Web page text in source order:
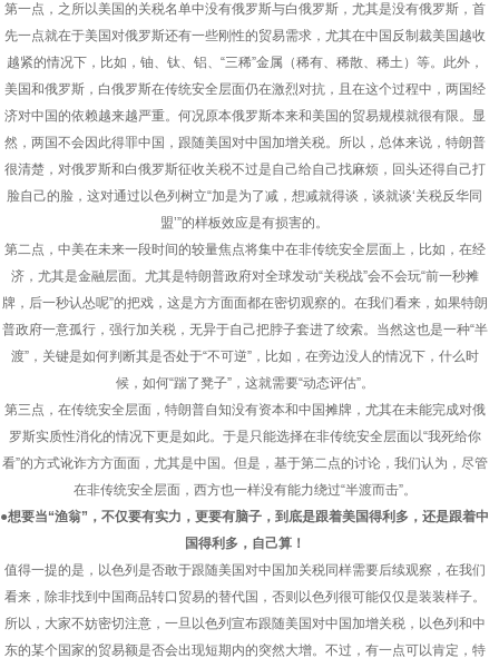
第一点，之所以美国的关税名单中没有俄罗斯与白俄罗斯，尤其是没有俄罗斯，首
先一点就在于美国对俄罗斯还有一些刚性的贸易需求，尤其在中国反制裁美国越收
越紧的情况下，比如，铀、钛、铝、“三稀”金属（稀有、稀散、稀土）等。此外，
美国和俄罗斯，白俄罗斯在传统安全层面仍在激烈对抗，且在这个过程中，两国经
济对中国的依赖越来越严重。何况原本俄罗斯本来和美国的贸易规模就很有限。显
然，两国不会因此得罪中国，跟随美国对中国加增关税。所以，总体来说，特朗普
很清楚，对俄罗斯和白俄罗斯征收关税不过是自己给自己找麻烦，回头还得自己打
脸自己的脸，这对通过以色列树立“加是为了减，想减就得谈，谈就谈‘关税反华同
盟’”的样板效应是有损害的。
第二点，中美在未来一段时间的较量焦点将集中在非传统安全层面上，比如，在经
济，尤其是金融层面。尤其是特朗普政府对全球发动“关税战”会不会玩“前一秒摊
牌，后一秒认怂呢”的把戏，这是方方面面都在密切观察的。在我们看来，如果特朗
普政府一意孤行，强行加关税，无异于自己把脖子套进了绞索。当然这也是一种“半
渡”，关键是如何判断其是否处于“不可逆”，比如，在旁边没人的情况下，什么时
候，如何“踹了凳子”，这就需要“动态评估”。
第三点，在传统安全层面，特朗普自知没有资本和中国摊牌，尤其在未能完成对俄
罗斯实质性消化的情况下更是如此。于是只能选择在非传统安全层面以“我死给你
看”的方式讹诈方方面面，尤其是中国。但是，基于第二点的讨论，我们认为，尽管
在非传统安全层面，西方也一样没有能力绕过“半渡而击”。
●想要当“渔翁”，不仅要有实力，更要有脑子，到底是跟着美国得利多，还是跟着中
国得利多，自己算！
值得一提的是，以色列是否敢于跟随美国对中国加关税同样需要后续观察，在我们
看来，除非找到中国商品转口贸易的替代国，否则以色列很可能仅仅是装装样子。
所以，大家不妨密切注意，一旦以色列宣布跟随美国对中国加增关税，以色列和中
东的某个国家的贸易额是否会出现短期内的突然大增。不过，有一点可以肯定，特